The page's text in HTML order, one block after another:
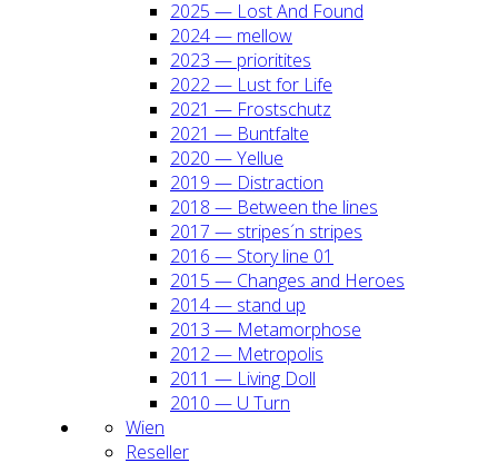
2025 — Lost And Found
2024 — mel­low
2023 — prio­ri­ti­tes
2022 — Lust for Life
2021 — Frost­schutz
2021 — Bunt­fal­te
2020 — Yel­lue
2019 — Dis­trac­tion
2018 — Bet­ween the lines
2017 — stripes´n stripes
2016 — Sto­ry line 01
2015 — Chan­ges and Heroes
2014 — stand up
2013 — Meta­mor­pho­se
2012 — Metro­po­lis
2011 — Living Doll
2010 — U Turn
Wien
Resel­ler